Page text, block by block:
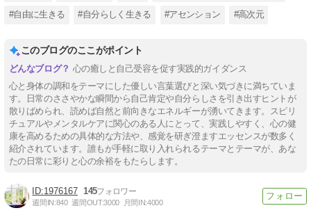
#自由に生きる #自分らしく生きる #アセンション #高次元
このブログのここがポイント
心の癒しと自己受容を促す実践的ガイダンス
心と身体の調和をテーマにした優しい言葉選びと深い気づきに満ちていま
す。日常のささやかな瞬間から自己肯定や自分らしさを引き出すヒントが
散りばめられ、読めば自然と前向きなエネルギーが湧いてきます。スピリ
チュアルやメンタルケアに関心のある人にとって、実践しやすく、心の健
康を高めるための具体的な方法や、感覚を研ぎ澄ますエッセンスが数多く
紹介されています。誰もが手軽に取り入れられるテーマとテーマが、あな
たの日常に彩りと心の余裕をもたらします。
1976167 145
週間IN:840 週間OUT:3000 月間IN:4000